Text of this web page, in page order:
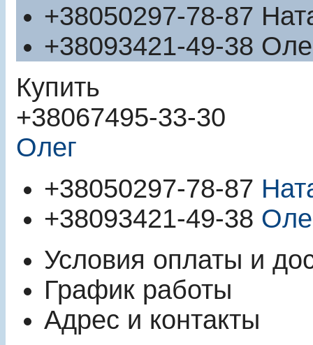
+38050297-78-87
+38093421-49-38
Купить
+38067495-33-30
Олег
+38050297-78-87
+38093421-49-38
Условия оплаты и
График работы
Адрес и контакты